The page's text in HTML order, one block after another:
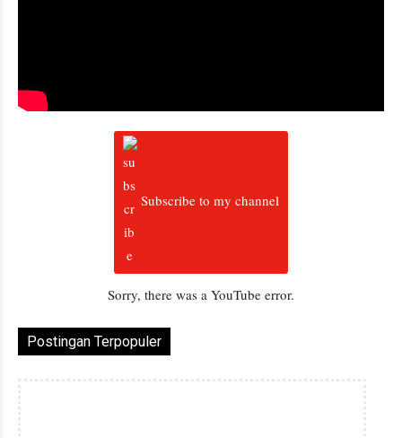
Subscribe to my channel
Sorry, there was a YouTube error.
Postingan Terpopuler